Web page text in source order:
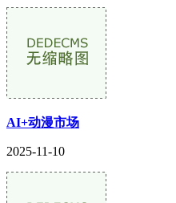
AI+动漫市场
2025-11-10